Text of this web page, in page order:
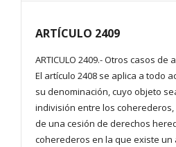
ARTÍCULO 2409
ARTICULO 2409.- Otros casos
El artículo 2408 se aplica a todo
su denominación, cuyo objeto
indivisión entre los
de una cesión de derechos
coherederos en la que existe